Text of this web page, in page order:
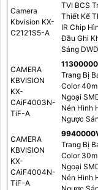
Camera
Kbvision KX-
C2121S5-A
TVI BCS
Thiết Kế
IR Chip
Đầu Ghi
Sáng
CAMERA
KBVISION
KX-
CAiF4003N-
TiF-A
Trang Bị
Color
Ngoại
Nén Hình
Ngược
CAMERA
KBVISION
KX-
CAiF4004N-
TiF-A
Trang Bị
Color
Ngoại
Nén Hình